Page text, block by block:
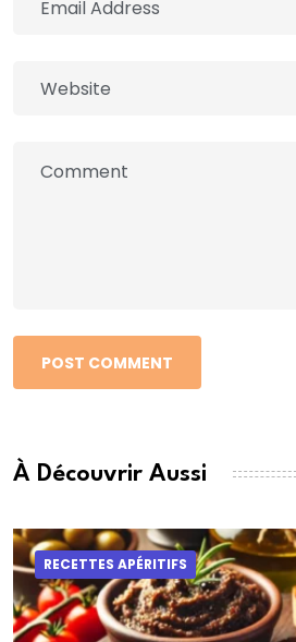
POST COMMENT
À Découvrir Aussi
RECETTES APÉRITIFS